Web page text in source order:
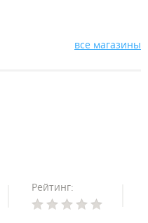
все магазины
Рейтинг: